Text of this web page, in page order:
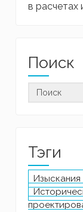
в
Поиск
Тэги